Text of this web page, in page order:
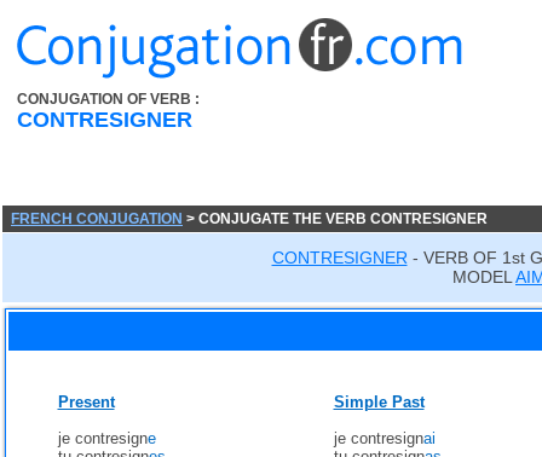
CONJUGATION OF VERB :
CONTRESIGNER
FRENCH CONJUGATION > CONJUGATE THE VERB CONTRESIGNER
CONTRESIGNER - VERB OF 1st
MODEL
Present
je contresigne
Simple Past
je contresignai